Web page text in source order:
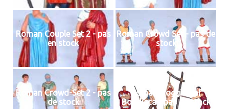
Roman Couple Set 2 - pas
en stock
Roman Crowd Set - pas de
stock
Roman Crowd-Set 2 - pas
de stock
Roman Flogging of
Boudicca - pas de stock